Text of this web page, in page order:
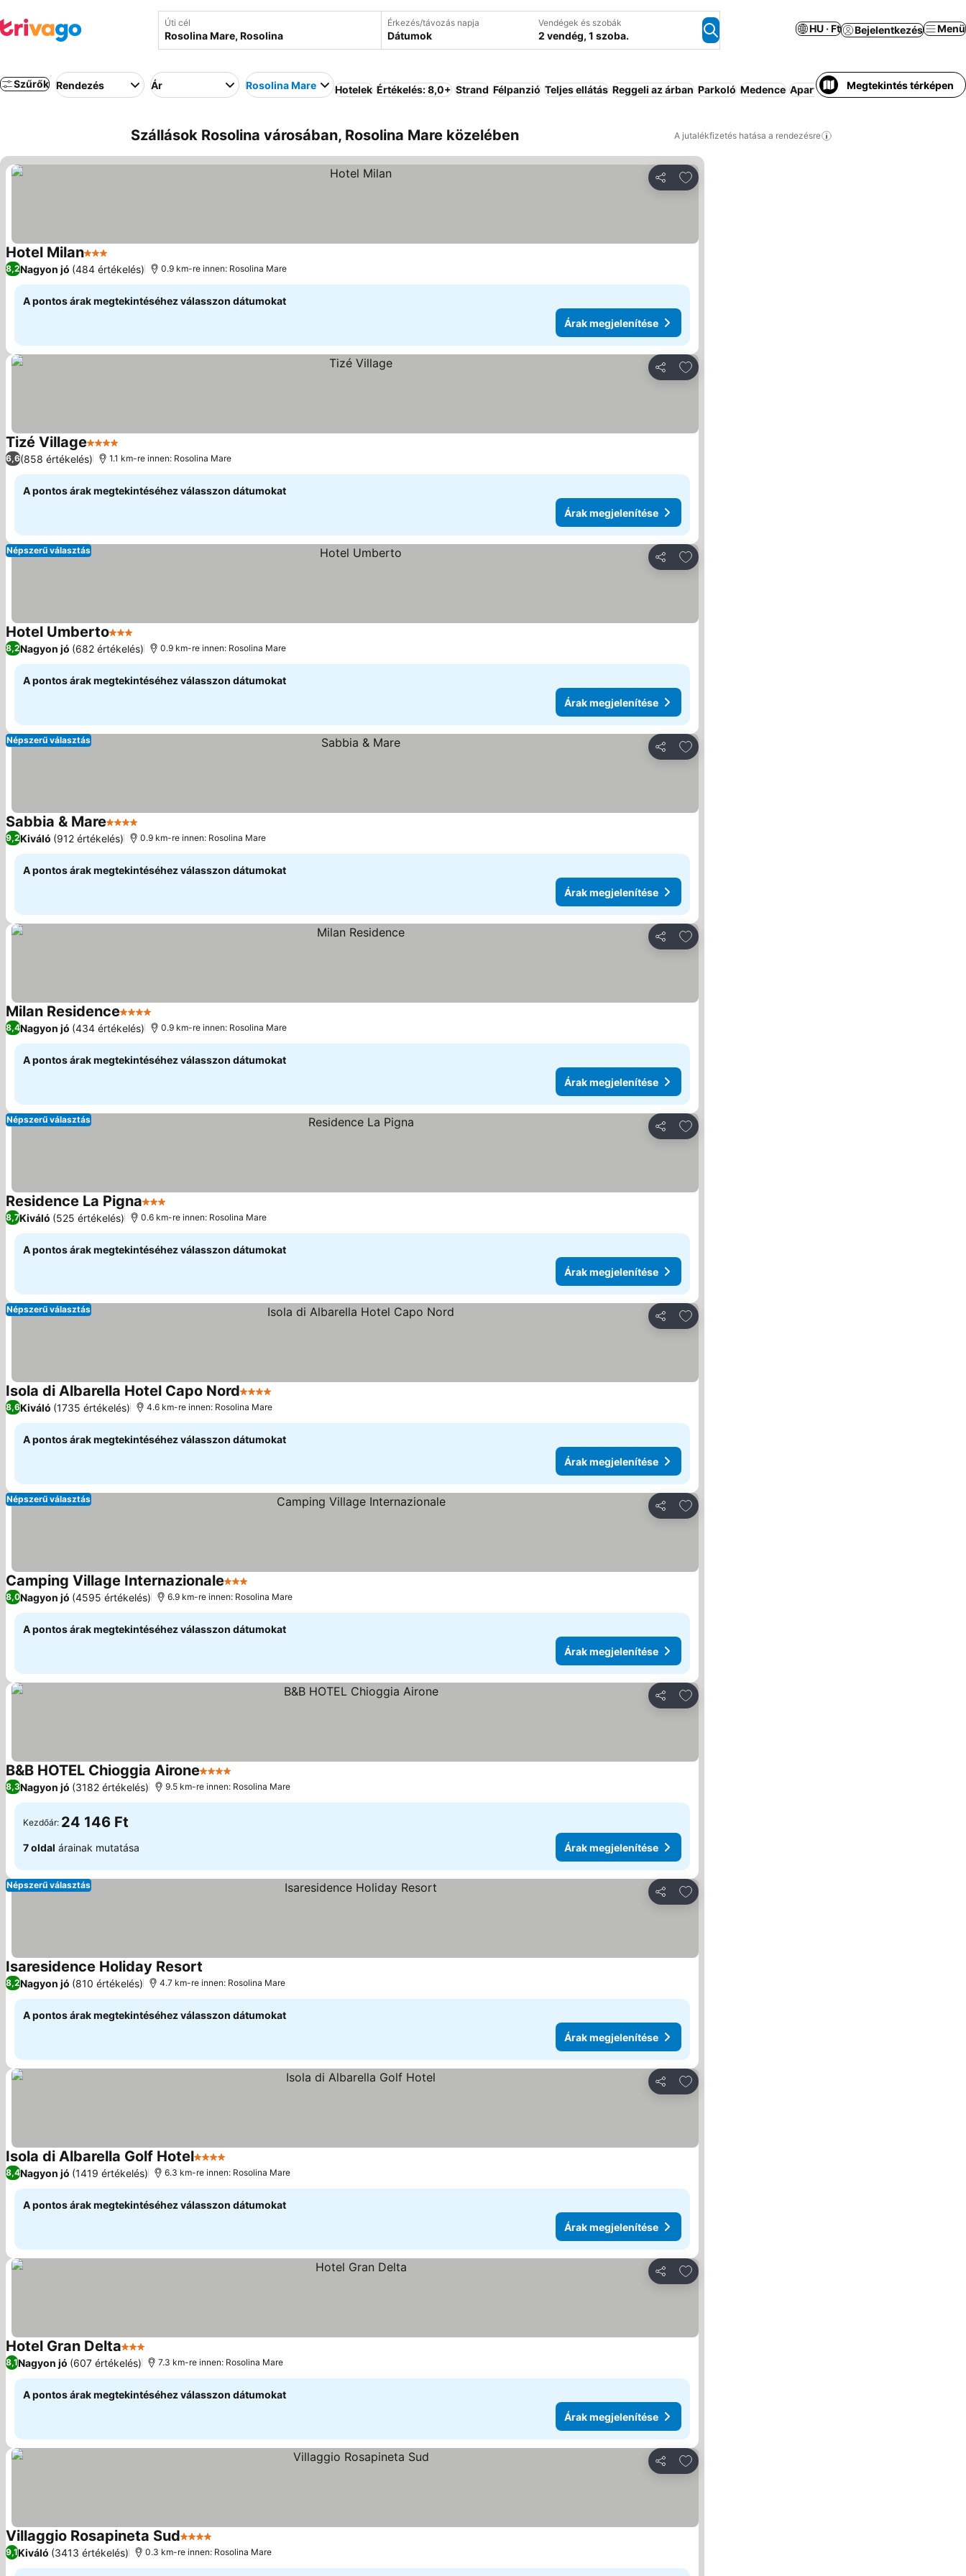
Úti cél Érkezés/távozás napja
Dátumok
Vendégek és szobák
2 vendég, 1 szoba.
HU · Ft Bejelentkezés Menü
Szűrők Rendezés Ár Rosolina Mare Hotelek Értékelés: 8,0+ Strand Félpanzió Teljes ellátás Reggeli az árban Parkoló Medence Apartmanhotel Háziállat
Megtekintés térképen
Szállások Rosolina városában, Rosolina Mare közelében A jutalékfizetés hatása a rendezésre
Megosztás
Hozzáadás a kedvencekhez
Hotel Milan3 KategóriaÁrak megjelenítése
8,2Nagyon jó (484 értékelés) 0.9 km-re innen: Rosolina Mare
A pontos árak megtekintéséhez válasszon dátumokat
Árak megjelenítése
Megosztás
Hozzáadás a kedvencekhez
Tizé Village4 Kategória
6,6(858 értékelés) 1.1 km-re innen: Rosolina Mare
A pontos árak megtekintéséhez válasszon dátumokat
Árak megjelenítése
Megosztás
Hozzáadás a kedvencekhez
Népszerű választás
Hotel Umberto3 KategóriaÁrak megjelenítése
8,2Nagyon jó (682 értékelés) 0.9 km-re innen: Rosolina Mare
A pontos árak megtekintéséhez válasszon dátumokat
Árak megjelenítése
Megosztás
Hozzáadás a kedvencekhez
Népszerű választás
Sabbia & Mare4 Kategória
9,2Kiváló (912 értékelés) 0.9 km-re innen: Rosolina Mare
A pontos árak megtekintéséhez válasszon dátumokat
Árak megjelenítése
Megosztás
Hozzáadás a kedvencekhez
Milan Residence4 KategóriaÁrak megjelenítése
8,4Nagyon jó (434 értékelés) 0.9 km-re innen: Rosolina Mare
A pontos árak megtekintéséhez válasszon dátumokat
Árak megjelenítése
Megosztás
Hozzáadás a kedvencekhez
Népszerű választás
Residence La Pigna3 Kategória
8,7Kiváló (525 értékelés) 0.6 km-re innen: Rosolina Mare
A pontos árak megtekintéséhez válasszon dátumokat
Árak megjelenítése
Megosztás
Hozzáadás a kedvencekhez
Népszerű választás
Isola di Albarella Hotel Capo Nord4 Kategória
8,6Kiváló (1735 értékelés) 4.6 km-re innen: Rosolina Mare
A pontos árak megtekintéséhez válasszon dátumokat
Árak megjelenítése
Megosztás
Hozzáadás a kedvencekhez
Népszerű választás
Camping Village Internazionale3 Kategória
8,0Nagyon jó (4595 értékelés) 6.9 km-re innen: Rosolina Mare
A pontos árak megtekintéséhez válasszon dátumokat
Árak megjelenítése
Megosztás
Hozzáadás a kedvencekhez
B&B HOTEL Chioggia Airone4 Kategória
8,3Nagyon jó (3182 értékelés) 9.5 km-re innen: Rosolina Mare
Kezdőár: 24 146 Ft
7 oldal árainak mutatása Árak megjelenítése
Megosztás
Hozzáadás a kedvencekhez
Népszerű választás
Isaresidence Holiday Resort
8,2Nagyon jó (810 értékelés) 4.7 km-re innen: Rosolina Mare
A pontos árak megtekintéséhez válasszon dátumokat
Árak megjelenítése
Megosztás
Hozzáadás a kedvencekhez
Isola di Albarella Golf Hotel4 Kategória
8,4Nagyon jó (1419 értékelés) 6.3 km-re innen: Rosolina Mare
A pontos árak megtekintéséhez válasszon dátumokat
Árak megjelenítése
Megosztás
Hozzáadás a kedvencekhez
Hotel Gran Delta3 KategóriaÁrak megjelenítése
8,1Nagyon jó (607 értékelés) 7.3 km-re innen: Rosolina Mare
A pontos árak megtekintéséhez válasszon dátumokat
Árak megjelenítése
Megosztás
Hozzáadás a kedvencekhez
Villaggio Rosapineta Sud4 Kategória
9,1Kiváló (3413 értékelés) 0.3 km-re innen: Rosolina Mare